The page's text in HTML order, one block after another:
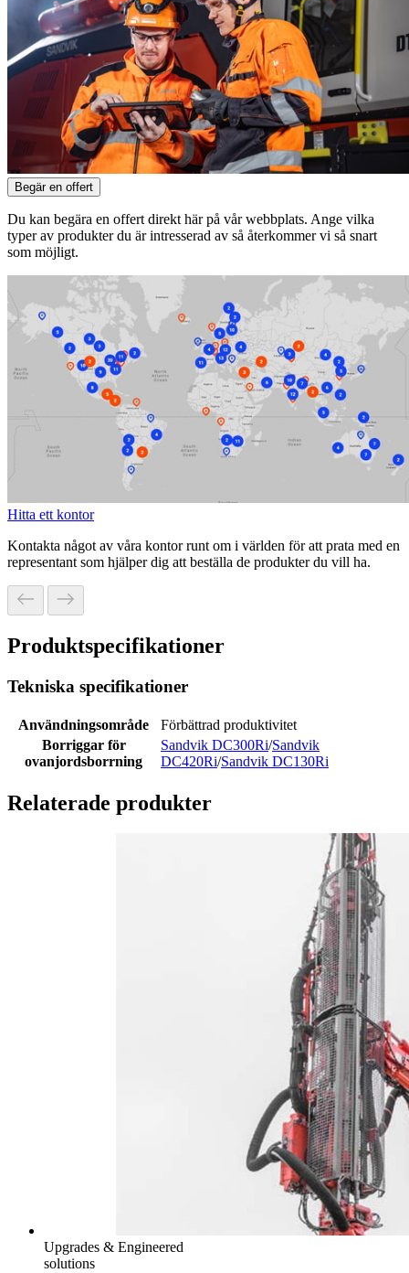
Begär en offert
Du kan begära en offert direkt här på vår webbplats. Ange vilka
typer av produkter du är intresserad av så återkommer vi så snart
som möjligt.
Hitta ett kontor
Kontakta något av våra kontor runt om i världen för att prata med en
representant som hjälper dig att beställa de produkter du vill ha.
Produktspecifikationer
Tekniska specifikationer
Användningsområde
Förbättrad produktivitet
Borriggar för
ovanjordsborrning
Sandvik DC300Ri/Sandvik
DC420Ri/Sandvik DC130Ri
Relaterade produkter
Upgrades & Engineered
solutions